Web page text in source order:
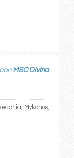
MSC Divina
Mykonos,